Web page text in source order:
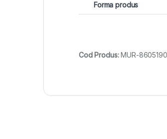
Forma produs
Cod Produs:MUR-